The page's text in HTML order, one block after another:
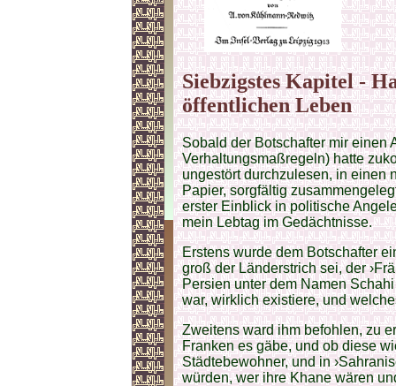
Siebzigstes Kapitel -
öffentlichen Leben
Sobald der Botschafter mir einen
Verhaltungsmaßregeln) hatte
ungestört durchzulesen, in einen
Papier, sorgfältig
erster Einblick in politische
mein Lebtag im Gedächtnisse.
Erstens wurde dem Botschafter
groß der Länderstrich sei, der
Persien unter dem Namen
war, wirklich existiere, und
Zweitens ward ihm befohlen, zu
Franken es gäbe, und ob diese
Städtebewohner, und in
würden, wer ihre Khane wären